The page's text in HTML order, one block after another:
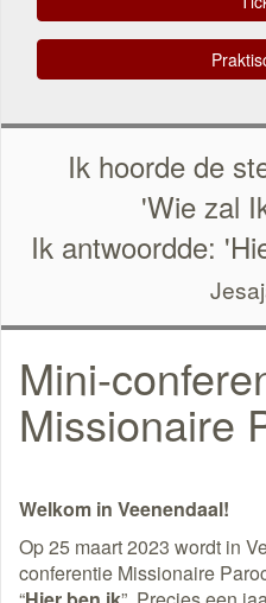
Ik hoorde de
'Wie zal
Ik antwoordde:
Mini-
Missionaire
Welkom in Veenendaal!
Op 25 maart 2023 wordt in
conferentie Missionaire